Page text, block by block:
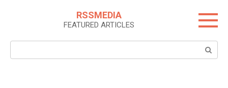
RSSMEDIA
FEATURED ARTICLES
Search: